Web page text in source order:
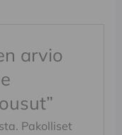
arvio
Pakolliset